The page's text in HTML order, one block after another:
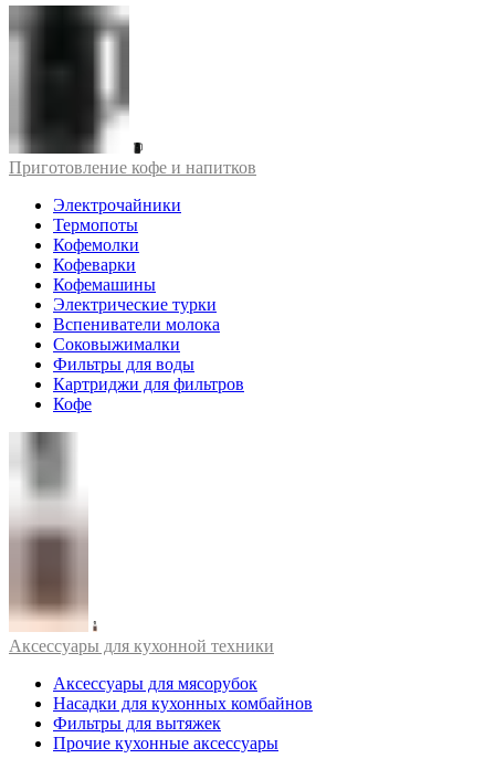
Приготовление кофе и напитков
Электрочайники
Термопоты
Кофемолки
Кофеварки
Кофемашины
Электрические турки
Вспениватели молока
Соковыжималки
Фильтры для воды
Картриджи для фильтров
Кофе
Аксессуары для кухонной техники
Аксессуары для мясорубок
Насадки для кухонных комбайнов
Фильтры для вытяжек
Прочие кухонные аксессуары